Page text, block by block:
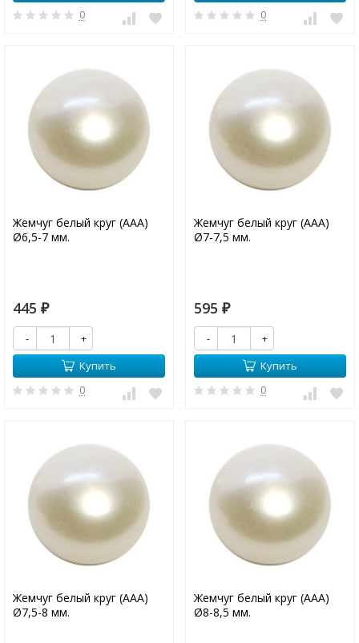
0 0
Жемчуг белый круг (ААА)
Ø6,5-7 мм.
445 ₽
-
+
Купить
0
Жемчуг белый круг (ААА)
Ø7-7,5 мм.
595 ₽
-
+
Купить
0
Жемчуг белый круг (ААА)
Ø7,5-8 мм.
Жемчуг белый круг (ААА)
Ø8-8,5 мм.